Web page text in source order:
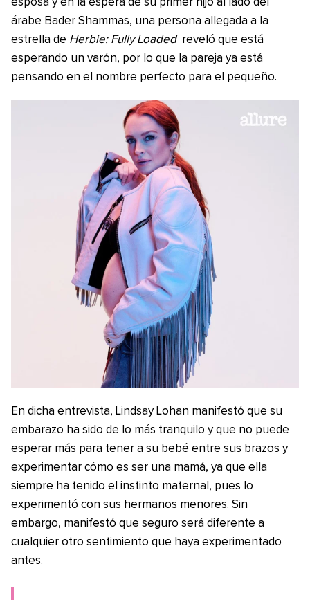
esposa y en la espera de su primer hijo al lado del
árabe Bader Shammas, una persona allegada a la
estrella de Herbie: Fully Loaded reveló que está
esperando un varón, por lo que la pareja ya está
pensando en el nombre perfecto para el pequeño.
En dicha entrevista, Lindsay Lohan manifestó que su
embarazo ha sido de lo más tranquilo y que no puede
esperar más para tener a su bebé entre sus brazos y
experimentar cómo es ser una mamá, ya que ella
siempre ha tenido el instinto maternal, pues lo
experimentó con sus hermanos menores. Sin
embargo, manifestó que seguro será diferente a
cualquier otro sentimiento que haya experimentado
antes.